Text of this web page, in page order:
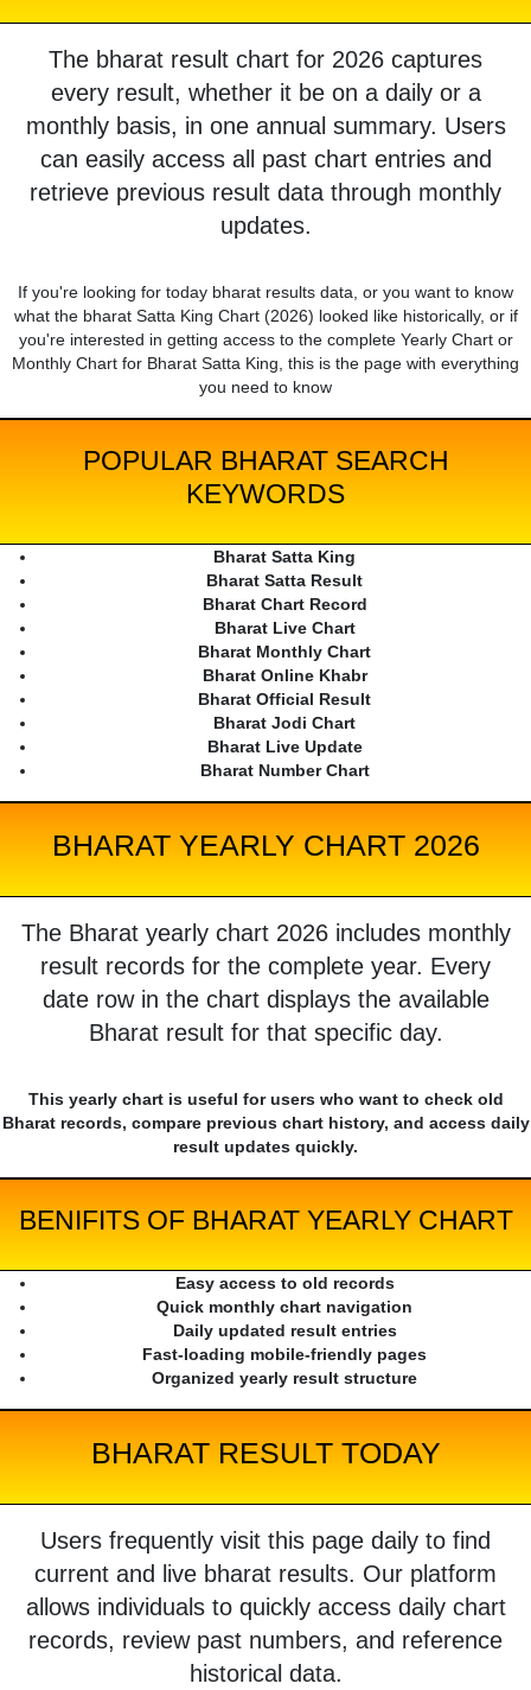
The bharat result chart for 2026 captures
every result, whether it be on a daily or a
monthly basis, in one annual summary. Users
can easily access all past chart entries and
retrieve previous result data through monthly
updates.
If you're looking for today bharat results data, or you want to know
what the bharat Satta King Chart (2026) looked like historically, or if
you're interested in getting access to the complete Yearly Chart or
Monthly Chart for Bharat Satta King, this is the page with everything
you need to know
POPULAR BHARAT SEARCH
KEYWORDS
Bharat Satta King
Bharat Satta Result
Bharat Chart Record
Bharat Live Chart
Bharat Monthly Chart
Bharat Online Khabr
Bharat Official Result
Bharat Jodi Chart
Bharat Live Update
Bharat Number Chart
BHARAT YEARLY CHART 2026
The Bharat yearly chart 2026 includes monthly
result records for the complete year. Every
date row in the chart displays the available
Bharat result for that specific day.
This yearly chart is useful for users who want to check old
Bharat records, compare previous chart history, and access daily
result updates quickly.
BENIFITS OF BHARAT YEARLY CHART
Easy access to old records
Quick monthly chart navigation
Daily updated result entries
Fast-loading mobile-friendly pages
Organized yearly result structure
BHARAT RESULT TODAY
Users frequently visit this page daily to find
current and live bharat results. Our platform
allows individuals to quickly access daily chart
records, review past numbers, and reference
historical data.